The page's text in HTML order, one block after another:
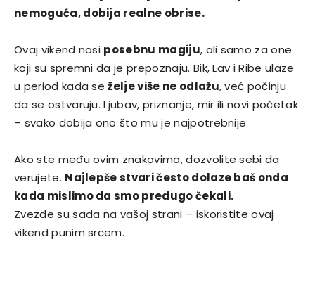
nemoguća, dobija realne obrise.
Ovaj vikend nosi posebnu magiju, ali samo za one
koji su spremni da je prepoznaju. Bik, Lav i Ribe ulaze
u period kada seželje više ne odlažu, već počinju
da se ostvaruju. Ljubav, priznanje, mir ili novi početak
– svako dobija ono što mu je najpotrebnije.
Ako ste među ovim znakovima, dozvolite sebi da
verujete. Najlepše stvari često dolaze baš onda
kada mislimo da smo predugo čekali.
Zvezde su sada na vašoj strani – iskoristite ovaj
vikend punim srcem.